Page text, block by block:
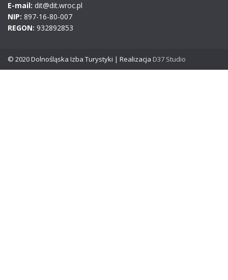
E-mail: dit@dit.wroc.pl
NIP: 897-16-80-007
REGON: 932892853
© 2020 Dolnośląska Izba Turystyki | Realizacja D37 Studio